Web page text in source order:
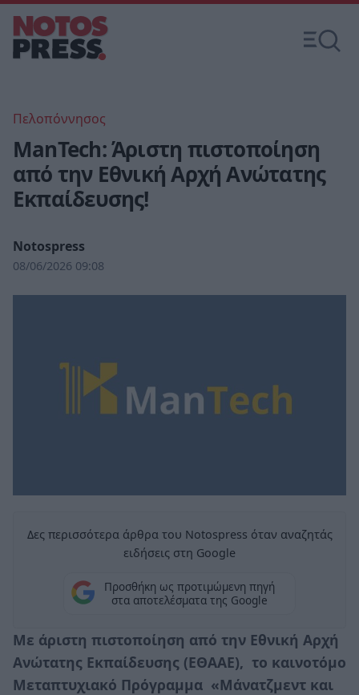
Πελοπόννησος
ManTech: Άριστη πιστοποίηση
από την Εθνική Αρχή Ανώτατης
Εκπαίδευσης!
Notospress
08/06/2026 09:08
Δες περισσότερα άρθρα του Notospress όταν αναζητάς
ειδήσεις στη Google
Προσθήκη ως προτιμώμενη πηγή
στα αποτελέσματα της Google
Με άριστη πιστοποίηση από την Εθνική Αρχή
Ανώτατης Εκπαίδευσης (ΕΘΑΑΕ), το καινοτόμο
Μεταπτυχιακό Πρόγραμμα «Μάνατζμεντ και